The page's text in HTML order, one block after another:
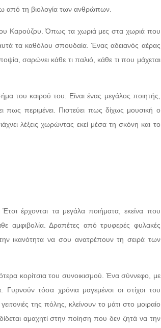
από τη βιολογία των ανθρώπων.
Καρούζου. Όπως τα χωριά μες στα χωριά που
τα καθόλου σπουδαία. Ένας αδειανός αέρας
σαρώνει κάθε τι παλιό, κάθε τι που μάχεται
του καιρού του. Είναι ένας μεγάλος ποιητής,
πως περιμένει. Πιστεύει πως δίχως μουσική ο
λέξεις χωρώντας εκεί μέσα τη σκόνη και το
έρχονται τα μεγάλα ποιήματα, εκείνα που
αμφιβολία. Δραπέτες από τρυφερές φυλακές
ικανότητα να σου ανατρέπουν τη σειρά των
κορίτσια του συνοικισμού. Ένα σύννεφο, με
τόσα χρόνια μαγεμένοι οι στίχοι του
της πόλης, κλείνουν το μάτι στο μοιραίο
αμαχητί στην ποίηση που δεν ζητά να την